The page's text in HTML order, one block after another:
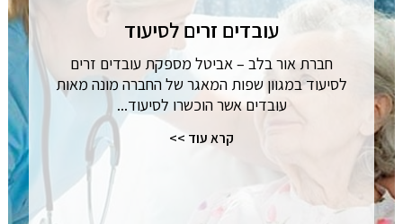
עובדים זרים לסיעוד
חברת אור בלב – אביטל מספקת עובדים זרים
לסיעוד במגוון שפות המאגר של החברה מונה מאות
עובדים אשר הוכשרו לסיעוד...
קרא עוד >>